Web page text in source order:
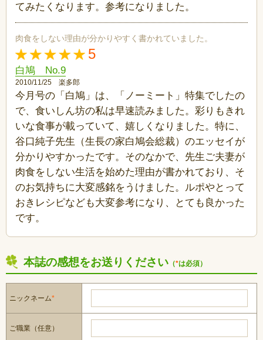
てみたくなります。参考になりました。
肉食をしない理由が分かりやすく書かれていました。
5
白鳩 No.9
2010/11/25 楽多郎
今月号の「白鳩」は、「ノーミート」特集でしたの
で、食いしん坊の私は早速読みました。彩りもきれ
いな食事が載っていて、嬉しくなりました。特に、
谷口純子先生（生長の家白鳩会総裁）のエッセイが
分かりやすかったです。そのなかで、先生ご夫妻が
肉食をしない生活を始めた理由が書かれており、そ
のお気持ちに大変感銘をうけました。ルポやとって
おきレシピなども大変参考になり、とても良かった
です。
本誌の感想をお送りください （*は必須）
ニックネーム*
ご職業（任意）